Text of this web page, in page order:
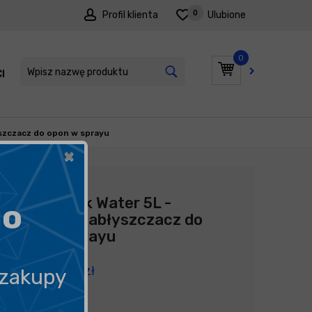
Profil klienta Ulubione
0
0
PROMOCJE
do opon w sprayu
Producent: ADBL
ADBL Black Water 5L -
dressing, nabłyszczacz do
opon w sprayu
239,90 zł
litr
×